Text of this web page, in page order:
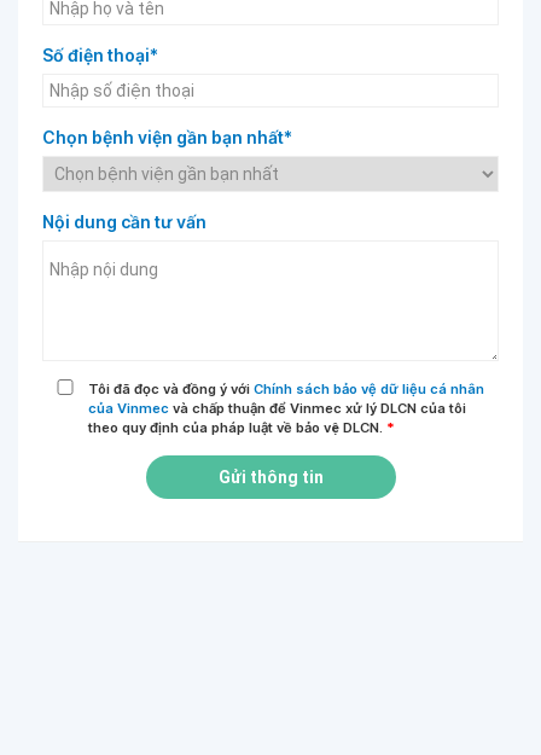
Số điện thoại*
Chọn bệnh viện gần bạn nhất*
Nội dung cần tư vấn
Tôi đã đọc và đồng ý với Chính sách bảo vệ dữ liệu cá nhân
của Vinmec và chấp thuận để Vinmec xử lý DLCN của tôi
theo quy định của pháp luật về bảo vệ DLCN. *
Gửi thông tin